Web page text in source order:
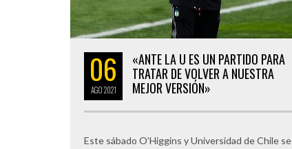
06
AGO2021
«ANTE LA U ES UN PARTIDO PARA
TRATAR DE VOLVER A NUESTRA
MEJOR VERSIÓN»
Este sábado O’Higgins y Universidad de Chile se